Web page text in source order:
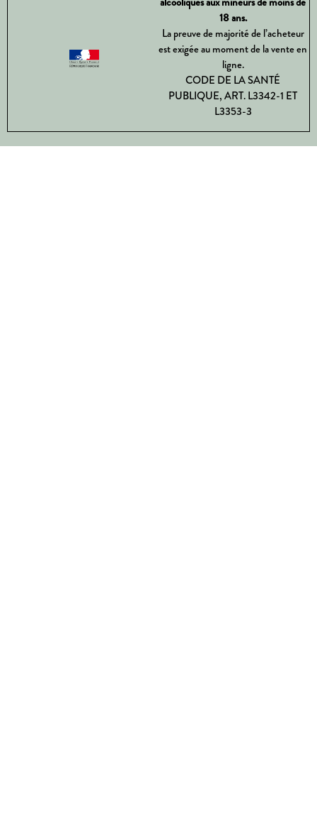
18 ans.
La preuve de majorité de l’acheteur
est exigée au moment de la vente en
ligne.
CODE DE LA SANTÉ
PUBLIQUE, ART. L3342-1 ET
L3353-3